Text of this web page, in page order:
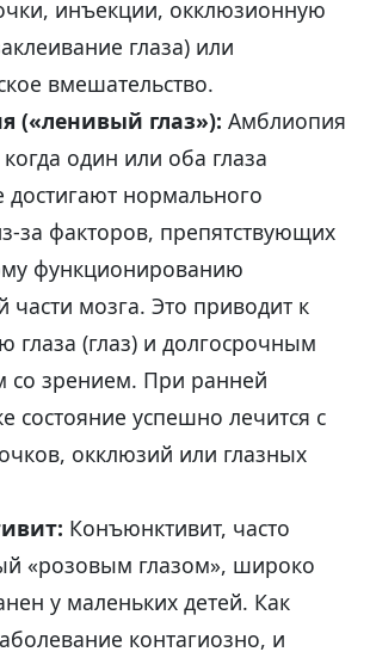
инъекции, окклюзионную
глаза) или
вмешательство.
(«ленивый глаз»): Амблиопия
один или оба глаза
достигают нормального
за факторов, препятствующих
функционированию
части мозга. Это приводит к
глаза (глаз) и долгосрочным
со зрением. При ранней
состояние успешно лечится с
окклюзий или глазных
Конъюнктивит, часто
«розовым глазом», широко
у маленьких детей. Как
контагиозно, и